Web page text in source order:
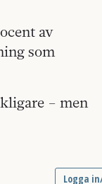
av
som
– men